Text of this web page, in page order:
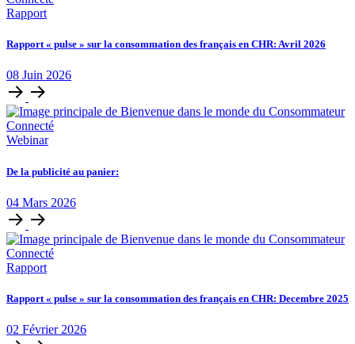
Rapport
Rapport « pulse » sur la consommation des français en CHR: Avril 2026
08 Juin 2026
Webinar
De la publicité au panier:
04 Mars 2026
Rapport
Rapport « pulse » sur la consommation des français en CHR: Decembre 2025
02 Février 2026